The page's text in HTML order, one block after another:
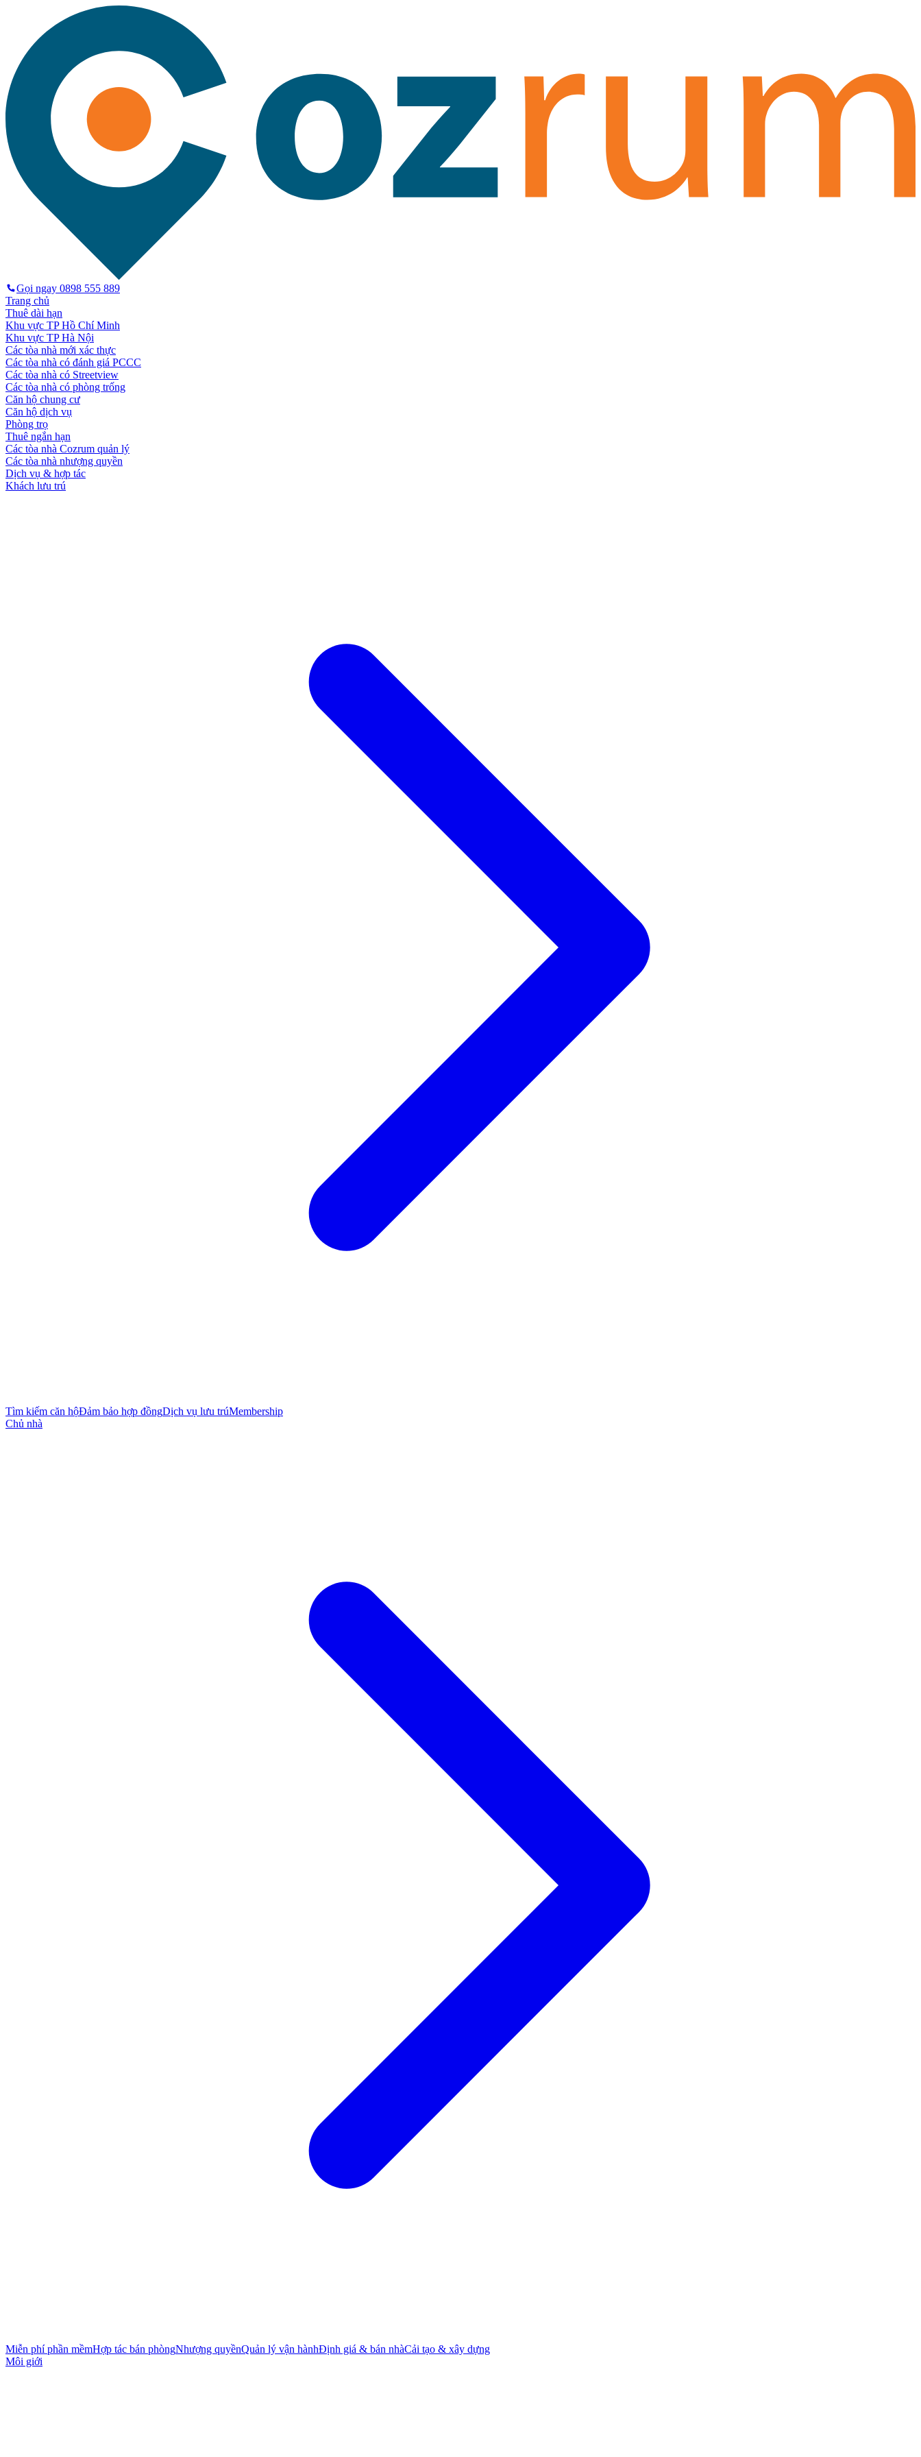
Gọi ngay 0898 555 889
Trang chủ
Thuê dài hạn
Khu vực TP Hồ Chí Minh
Khu vực TP Hà Nội
Các tòa nhà mới xác thực
Các tòa nhà có đánh giá PCCC
Các tòa nhà có Streetview
Các tòa nhà có phòng trống
Căn hộ chung cư
Căn hộ dịch vụ
Phòng trọ
Thuê ngắn hạn
Các tòa nhà Cozrum quản lý
Các tòa nhà nhượng quyền
Dịch vụ & hợp tác
Khách lưu trú
Tìm kiếm căn hộĐảm bảo hợp đồngDịch vụ lưu trúMembership
Chủ nhà
Miễn phí phần mềmHợp tác bán phòngNhượng quyềnQuản lý vận hànhĐịnh giá & bán nhàCải tạo & xây dựng
Môi giới